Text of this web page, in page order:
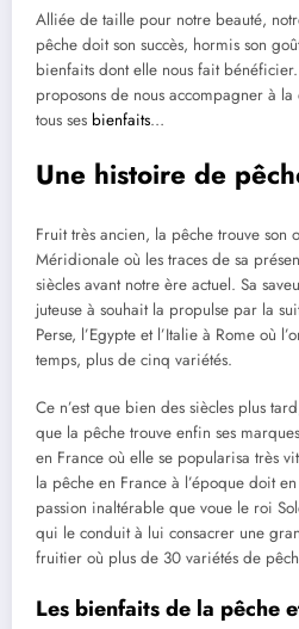
Alliée de taille pour notre beauté,
pêche doit son succès, hormis son
bienfaits dont elle nous fait
proposons de nous accompagner à
tous ses bienfaits…
Une histoire de
Fruit très ancien, la pêche trouve son
Méridionale où les traces de sa
siècles avant notre ère actuel. Sa
juteuse à souhait la propulse par la
Perse, l’Egypte et l’Italie à Rome où
temps, plus de cinq variétés.
Ce n’est que bien des siècles plus
que la pêche trouve enfin ses
en France où elle se popularisa très
la pêche en France à l’époque doit
passion inaltérable que voue le roi
qui le conduit à lui consacrer une
fruitier où plus de 30 variétés de
Les bienfaits de la pêche